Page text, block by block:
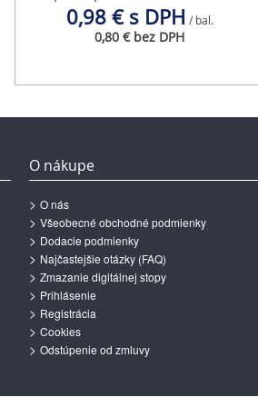
0,98 € s DPH / bal.
0,80 € bez DPH
O nákupe
O nás
Všeobecné obchodné podmienky
Dodacie podmienky
Najčastejšie otázky (FAQ)
Zmazanie digitálnej stopy
Prihlásenie
Registrácia
Cookies
Odstúpenie od zmluvy